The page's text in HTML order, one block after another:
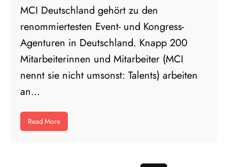
MCI Deutschland gehört zu den
renommiertesten Event- und Kongress-
Agenturen in Deutschland. Knapp 200
Mitarbeiterinnen und Mitarbeiter (MCI
nennt sie nicht umsonst: Talents) arbeiten
an...
Read More